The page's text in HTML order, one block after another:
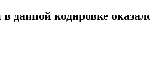
данной кодировке